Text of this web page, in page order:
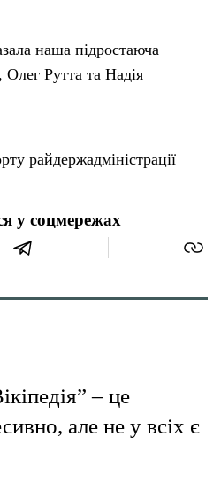
наша підростаюча
Рутта та Надія
райдержадміністрації
у соцмережах
– це
але не у всіх є